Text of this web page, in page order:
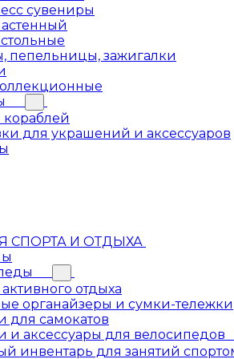
сувениры
пепельницы, зажигалки
для украшений и аксессуаров
СПОРТА И ОТДЫХА
отдыха
органайзеры и сумки-тележки
для самокатов
и аксессуары для велосипедов
инвентарь для занятий